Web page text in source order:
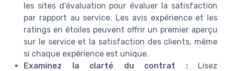
les sites d'évaluation pour évaluer la satisfaction
par rapport au service. Les avis expérience et les
ratings en étoiles peuvent offrir un premier aperçu
sur le service et la satisfaction des clients, même
si chaque expérience est unique.
Examinez la clarté du contrat :Lisez